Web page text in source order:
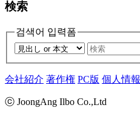
検索
검색어 입력폼
会社紹介 著作権 PC版 個人情報
ⓒ JoongAng Ilbo Co.,Ltd